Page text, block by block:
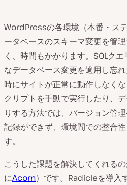
WordPressの各環境（本番・ス
ータベースのスキーマ変更を管
く、時間もかかります。SQLク
なデータベース変更を適用し忘
時にサイトが正常に動作しなく
クリプトを手動で実行したり、
りする方法では、バージョン管
記録ができず、環境間での整合
す。
こうした課題を解決してくれる
にAcorn）です。Radicleを導入